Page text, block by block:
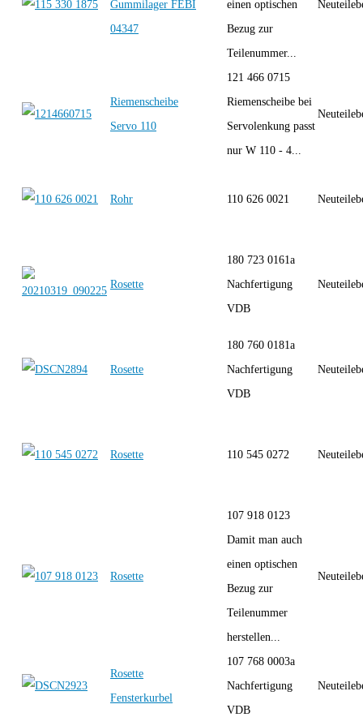
Gummilager FEBI
04347
einen optischen
Bezug zur
Teilenummer...
Riemenscheibe
Servo 110
121 466 0715
Riemenscheibe bei
Servolenkung passt
nur W 110 - 4...
Rohr 110 626 0021
Rosette
180 723 0161a
Nachfertigung
VDB
Rosette
180 760 0181a
Nachfertigung
VDB
Rosette 110 545 0272
Rosette
107 918 0123
Damit man auch
einen optischen
Bezug zur
Teilenummer
herstellen...
Rosette
Fensterkurbel
107 768 0003a
Nachfertigung
VDB